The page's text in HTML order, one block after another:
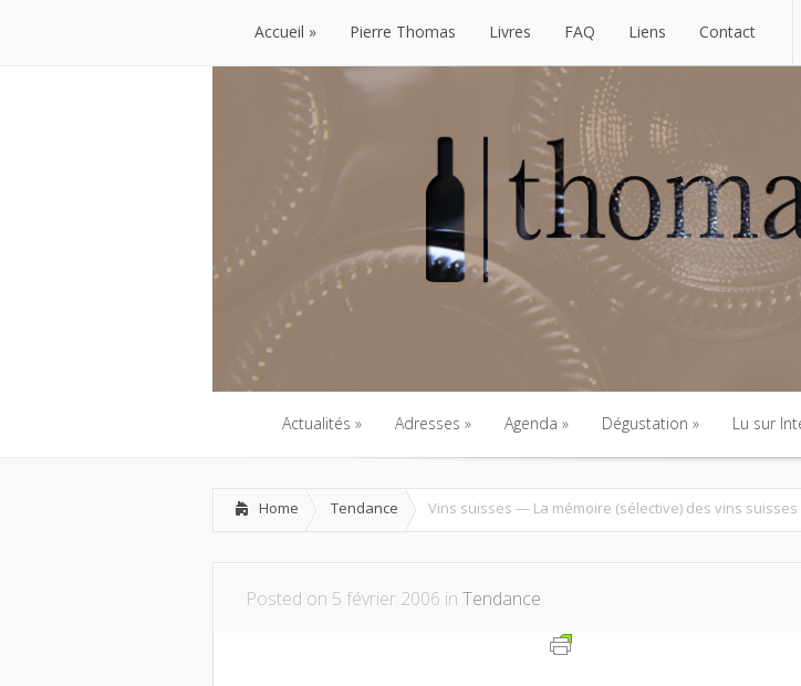
Accueil
Accueil
Pierre Thomas Livres FAQ Liens Contact
Actualités
Actualités
Adresses
Adresses
Agenda
Agenda
Dégustation
Dégustation
Lu sur
Lu sur
Home Tendance Vins suisses — La mémoire (sélective) des vins suisses
Posted on 5 février 2006 in Tendance